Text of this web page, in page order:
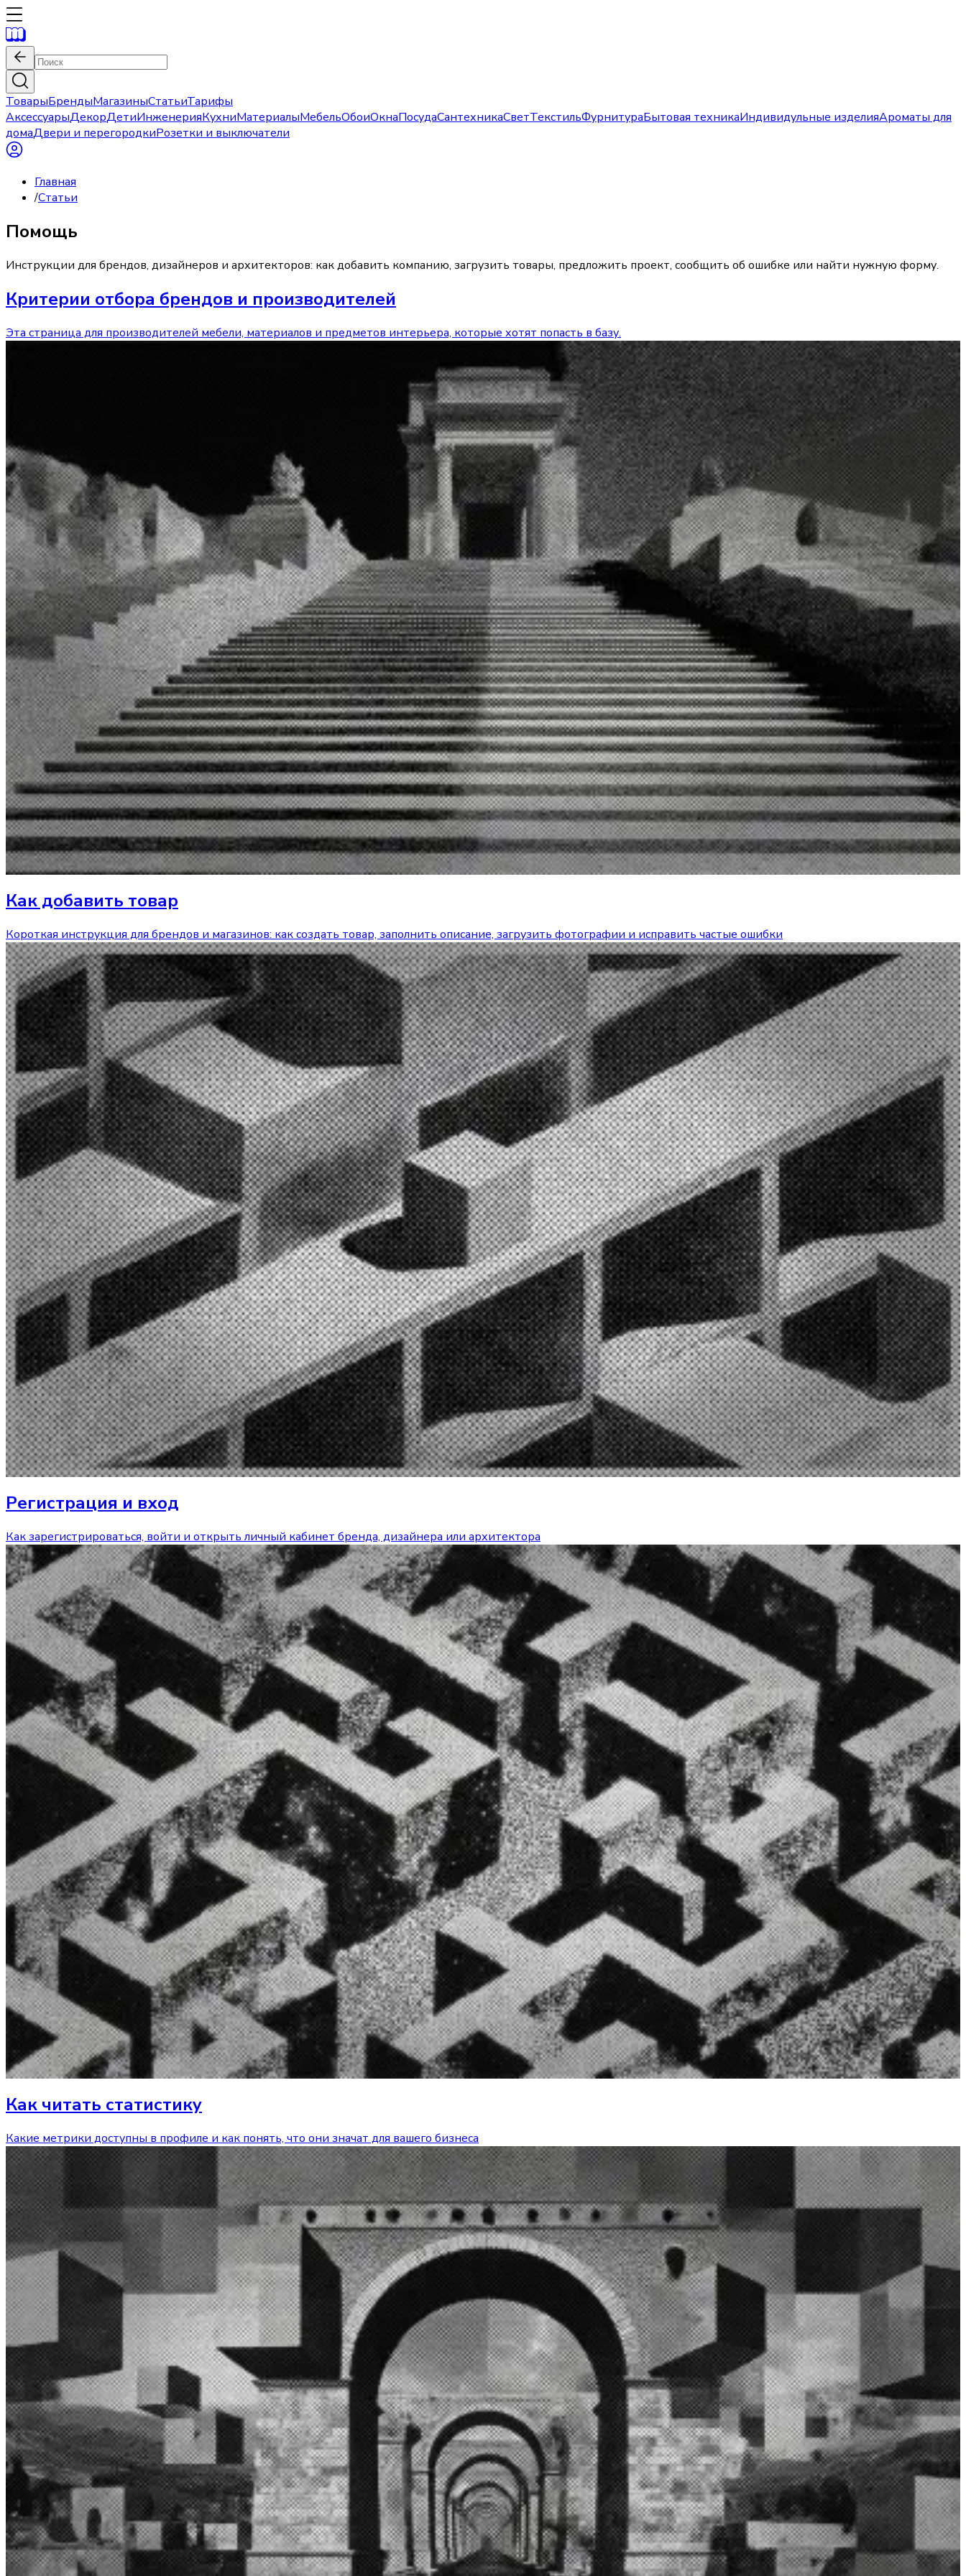
ТоварыБрендыМагазиныСтатьиТарифы
АксессуарыДекорДетиИнженерияКухниМатериалыМебельОбоиОкнаПосудаСантехникаСветТекстильФурнитураБытовая техникаИндивидульные изделияАроматы для
домаДвери и перегородкиРозетки и выключатели
Главная
/Статьи
Помощь
Инструкции для брендов, дизайнеров и архитекторов: как добавить компанию, загрузить товары, предложить проект, сообщить об ошибке или найти нужную форму.
Критерии отбора брендов и производителей
Эта страница для производителей мебели, материалов и предметов интерьера, которые хотят попасть в базу.
Как добавить товар
Короткая инструкция для брендов и магазинов: как создать товар, заполнить описание, загрузить фотографии и исправить частые ошибки
Регистрация и вход
Как зарегистрироваться, войти и открыть личный кабинет бренда, дизайнера или архитектора
Как читать статистику
Какие метрики доступны в профиле и как понять, что они значат для вашего бизнеса